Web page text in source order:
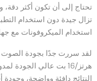
تحتاج إلى أن تكون أكثر
تزال جيدة دون استخدام
استخدام الميكروفونات مع
هرتز/16 بت عالي الجودة
النتائج دافئة وواضحة،